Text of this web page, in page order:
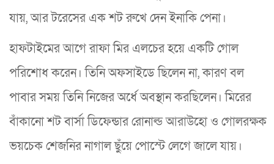
যায়, আর টরেসের এক শট রুখে দেন ইনাকি পেনা।
হাফটাইমের আগে রাফা মির এলচের হয়ে একটি গোল
পরিশোধ করেন। তিনি অফসাইডে ছিলেন না, কারণ বল
পাবার সময় তিনি নিজের অর্ধে অবস্থান করছিলেন। মিরের
বাঁকানো শট বার্সা ডিফেন্ডার রোনাল্ড আরাউহো ও গোলরক্ষক
ভয়চেক শেজনির নাগাল ছুঁয়ে পোস্টে লেগে জালে যায়।